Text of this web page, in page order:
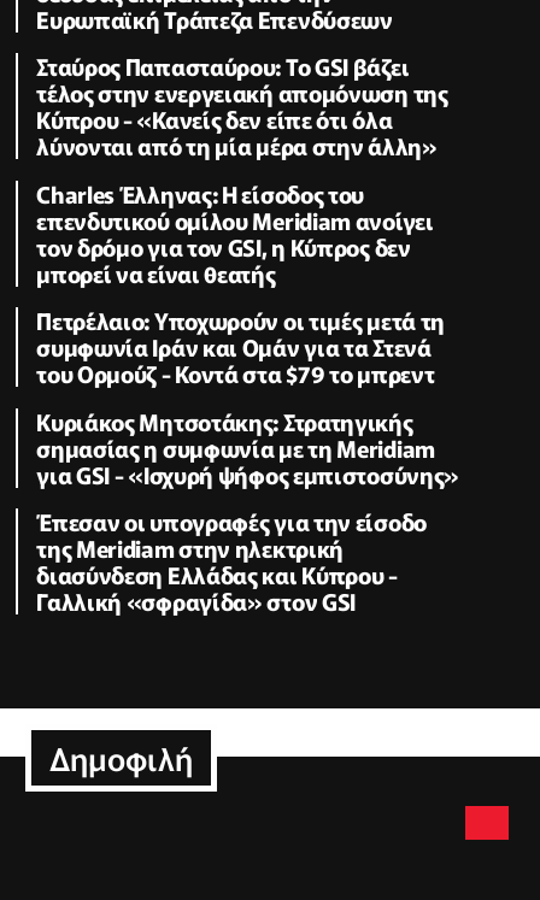
Ευρωπαϊκή Τράπεζα Επενδύσεων
Σταύρος Παπασταύρου: Το GSI βάζει
τέλος στην ενεργειακή απομόνωση της
Κύπρου - «Κανείς δεν είπε ότι όλα
λύνονται από τη μία μέρα στην άλλη»
Charles Έλληνας: Η είσοδος του
επενδυτικού ομίλου Meridiam ανοίγει
τον δρόμο για τον GSI, η Κύπρος δεν
μπορεί να είναι θεατής
Πετρέλαιο: Υποχωρούν οι τιμές μετά τη
συμφωνία Ιράν και Ομάν για τα Στενά
του Ορμούζ - Κοντά στα $79 το μπρεντ
Κυριάκος Μητσοτάκης: Στρατηγικής
σημασίας η συμφωνία με τη Meridiam
για GSI - «Ισχυρή ψήφος εμπιστοσύνης»
Έπεσαν οι υπογραφές για την είσοδο
της Meridiam στην ηλεκτρική
διασύνδεση Ελλάδας και Κύπρου -
Γαλλική «σφραγίδα» στον GSI
Δημοφιλή